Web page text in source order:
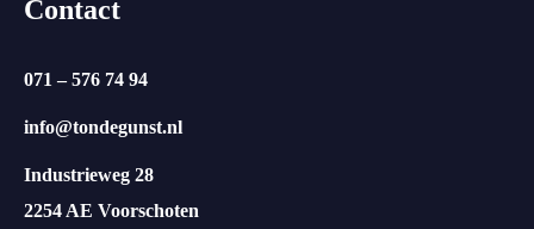
Contact
071 – 576 74 94
info@tondegunst.nl
Industrieweg 28
2254 AE Voorschoten